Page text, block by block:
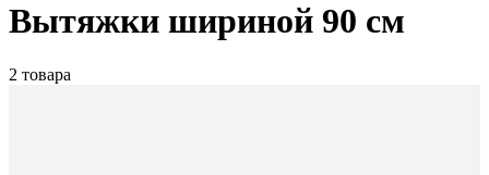
Вытяжки шириной 90 см
2 товара